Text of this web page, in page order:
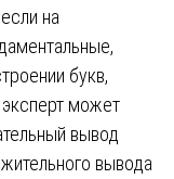
если на
букв,
может
вывод
вывода